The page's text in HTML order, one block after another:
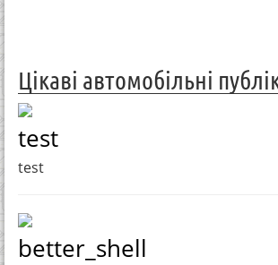
Цікаві автомобільні
test
test
better_shell